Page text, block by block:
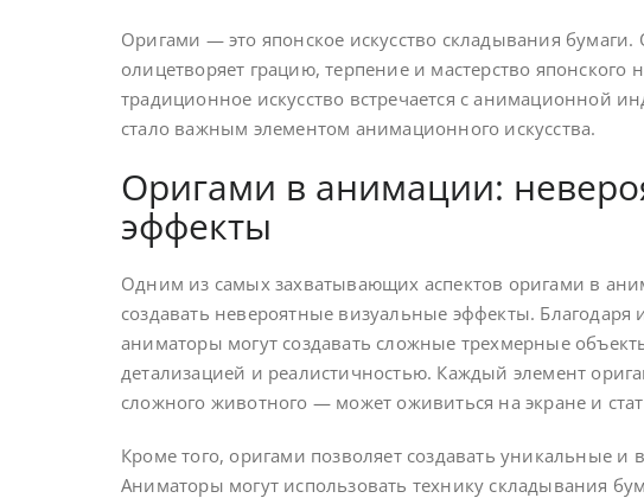
Оригами — это японское искусство складывания
олицетворяет грацию, терпение и мастерство японского
традиционное искусство встречается с анимационной
стало важным элементом анимационного искусства.
Оригами в анимации:
эффекты
Одним из самых захватывающих аспектов оригами в
создавать невероятные визуальные эффекты.
аниматоры могут создавать сложные трехмерные
детализацией и реалистичностью. Каждый элемент
сложного животного — может оживиться на экране и
Кроме того, оригами позволяет создавать уникальные
Аниматоры могут использовать технику складывания